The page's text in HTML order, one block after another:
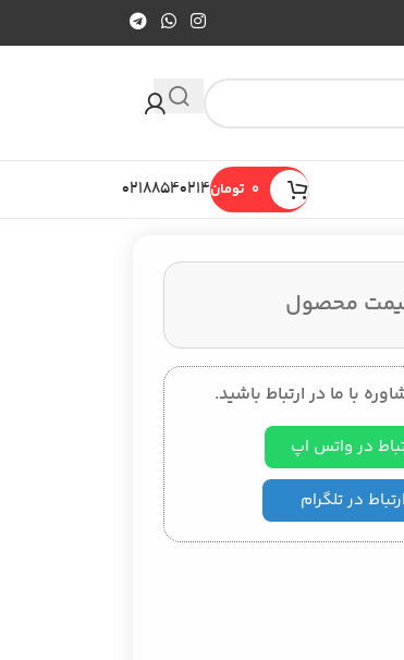
تومان۰۲۱۸۸۵۴۰۲۱۴
محصول
با ما در ارتباط باشید.
در واتس اپ
ارتباط در تلگرام